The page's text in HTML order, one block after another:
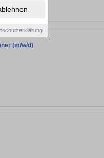
(m/w/d)